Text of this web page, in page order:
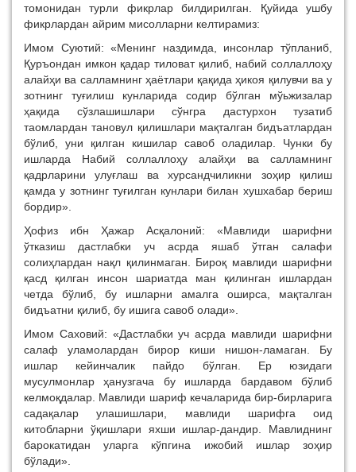
томонидан турли фикрлар билдирилган. Қуйида ушбу
фикрлардан айрим мисолларни келтирамиз:
Имом Суютий: «Менинг наздимда, инсонлар тўпланиб,
Қуръондан имкон қадар тиловат қилиб, набий соллаллоҳу
алайҳи ва салламнинг ҳаётлари қақида ҳикоя қилувчи ва у
зотнинг туғилиш кунларида содир бўлган мўьжизалар
ҳақида сўзлашишлари сўнгра дастурхон тузатиб
таомлардан тановул қилишлари мақталган бидъатлардан
бўлиб, уни қилган кишилар савоб оладилар. Чунки бу
ишларда Набий соллаллоҳу алайҳи ва салламнинг
қадрларини улуғлаш ва хурсандчиликни зоҳир қилиш
қамда у зотнинг туғилган кунлари билан хушхабар бериш
бордир».
Ҳофиз ибн Ҳажар Асқалоний: «Мавлиди шарифни
ўтказиш дастлабки уч асрда яшаб ўтган салафи
солиҳлардан нақл қилинмаган. Бироқ мавлиди шарифни
қасд қилган инсон шариатда ман қилинган ишлардан
четда бўлиб, бу ишларни амалга оширса, мақталган
бидъатни қилиб, бу ишига савоб олади».
Имом Саховий: «Дастлабки уч асрда мавлиди шарифни
салаф уламолардан бирор киши нишон-ламаган. Бу
ишлар кейинчалик пайдо бўлган. Ер юзидаги
мусулмонлар ҳанузгача бу ишларда бардавом бўлиб
келмоқдалар. Мавлиди шариф кечаларида бир-бирларига
садақалар улашишлари, мавлиди шарифга оид
китобларни ўқишлари яхши ишлар-дандир. Мавлиднинг
барокатидан уларга кўпгина ижобий ишлар зоҳир
бўлади».